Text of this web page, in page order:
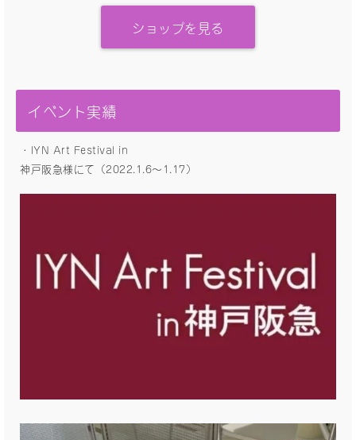
ショップを見る
イベント実績
・IYN Art Festival in
神戸阪急様にて（2022.1.6〜1.17）